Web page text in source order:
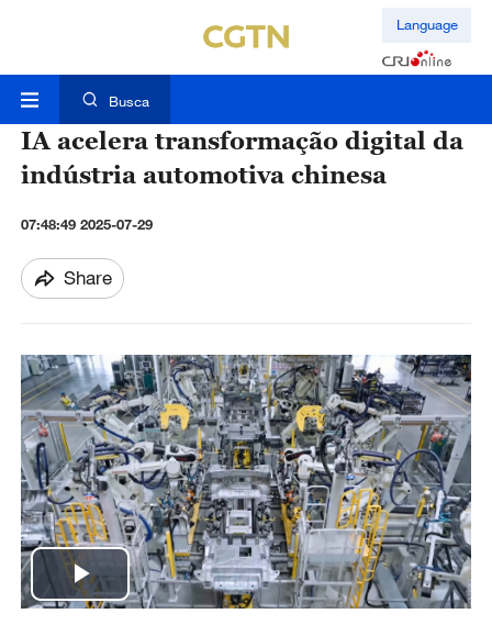
Language
Busca
IA acelera transformação digital da
indústria automotiva chinesa
07:48:49 2025-07-29
Share
P